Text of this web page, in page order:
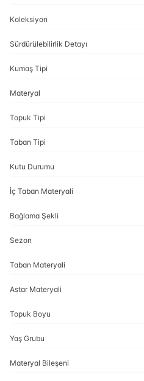
Koleksiyon
Sürdürülebilirlik Detayı
Kumaş Tipi
Materyal
Topuk Tipi
Taban Tipi
Kutu Durumu
İç Taban Materyali
Bağlama Şekli
Sezon
Taban Materyali
Astar Materyali
Topuk Boyu
Yaş Grubu
Materyal Bileşeni